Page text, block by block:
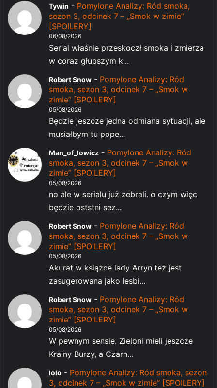
Tywin - Pomylone Analizy: Ród smoka,
sezon 3, odcinek 7 – „Smok w zimie”
[SPOILERY]
06/08/2026
Serial właśnie przeskoczł smoka i zmierza
w coraz głupszym k...
Robert Snow - Pomylone Analizy: Ród
smoka, sezon 3, odcinek 7 – „Smok w
zimie” [SPOILERY]
05/08/2026
Będzie jeszcze jedna odmiana sytuacji, ale
musiałbym tu pope...
Man_of_lowicz - Pomylone Analizy: Ród
smoka, sezon 3, odcinek 7 – „Smok w
zimie” [SPOILERY]
05/08/2026
no ale w serialu już zebrali. o czym więc
będzie oststni sez...
Robert Snow - Pomylone Analizy: Ród
smoka, sezon 3, odcinek 7 – „Smok w
zimie” [SPOILERY]
05/08/2026
Akurat w książce lady Arryn też jest
zasugerowana jako lesbi...
Robert Snow - Pomylone Analizy: Ród
smoka, sezon 3, odcinek 7 – „Smok w
zimie” [SPOILERY]
05/08/2026
W pewnym sensie. Zieloni mieli jeszcze
Krainy Burzy, a Czarn...
lolo - Pomylone Analizy: Ród smoka, sezon
3, odcinek 7 – „Smok w zimie” [SPOILERY]